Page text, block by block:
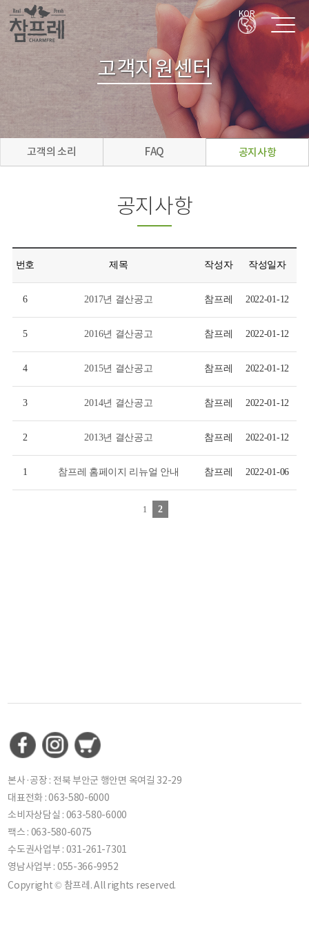
KOR
고객지원센터
고객의 소리 FAQ 공지사항
공지사항
번호 제목 작성자 작성일자
6 2017년 결산공고 참프레 2022-01-12
5 2016년 결산공고 참프레 2022-01-12
4 2015년 결산공고 참프레 2022-01-12
3 2014년 결산공고 참프레 2022-01-12
2 2013년 결산공고 참프레 2022-01-12
1 참프레 홈페이지 리뉴얼 안내 참프레 2022-01-06
1 2
본사·공장 : 전북 부안군 행안면 옥여길 32-29
대표전화 : 063-580-6000
소비자상담실 : 063-580-6000
팩스 : 063-580-6075
수도권사업부 : 031-261-7301
영남사업부 : 055-366-9952
Copyright © 참프레. All rights reserved.